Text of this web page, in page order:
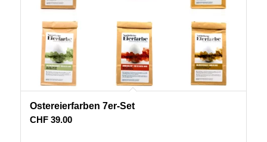
Ostereierfarben 7er-Set
CHF39.00